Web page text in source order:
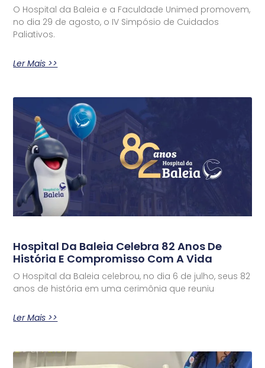
O Hospital da Baleia e a Faculdade Unimed promovem,
no dia 29 de agosto, o IV Simpósio de Cuidados
Paliativos.
Ler Mais >>
Hospital Da Baleia Celebra 82 Anos De
História E Compromisso Com A Vida
O Hospital da Baleia celebrou, no dia 6 de julho, seus 82
anos de história em uma cerimônia que reuniu
Ler Mais >>